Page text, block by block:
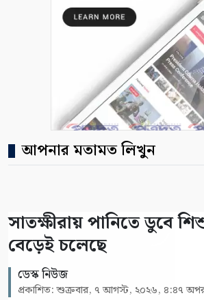
আপনার মতামত লিখুন
সাতক্ষীরায় পানিতে ডুবে
বেড়েই চলেছে
ডেস্ক নিউজ
প্রকাশিত: শুক্রবার, ৭ আগস্ট, ২০২৬, ৪:৪৭